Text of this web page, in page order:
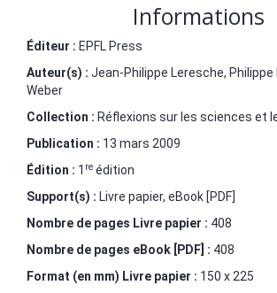
Informations
Éditeur : EPFL Press
Auteur(s) : Jean-Philippe Leresche, Philippe
Weber
Collection : Réflexions sur les sciences et
Publication : 13 mars 2009
Édition : 1 re édition
Support(s) : Livre papier, eBook [PDF]
Nombre de pages Livre papier : 408
Nombre de pages eBook [PDF] : 408
Format (en mm) Livre papier : 150 x 225